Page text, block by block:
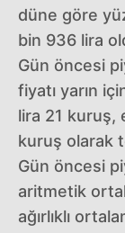
düne göre
bin 936 lira
Gün öncesi
fiyatı yarın
lira 21 kuruş,
kuruş olarak
Gün öncesi
aritmetik
ağırlıklı